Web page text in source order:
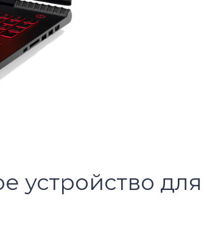
устройство для